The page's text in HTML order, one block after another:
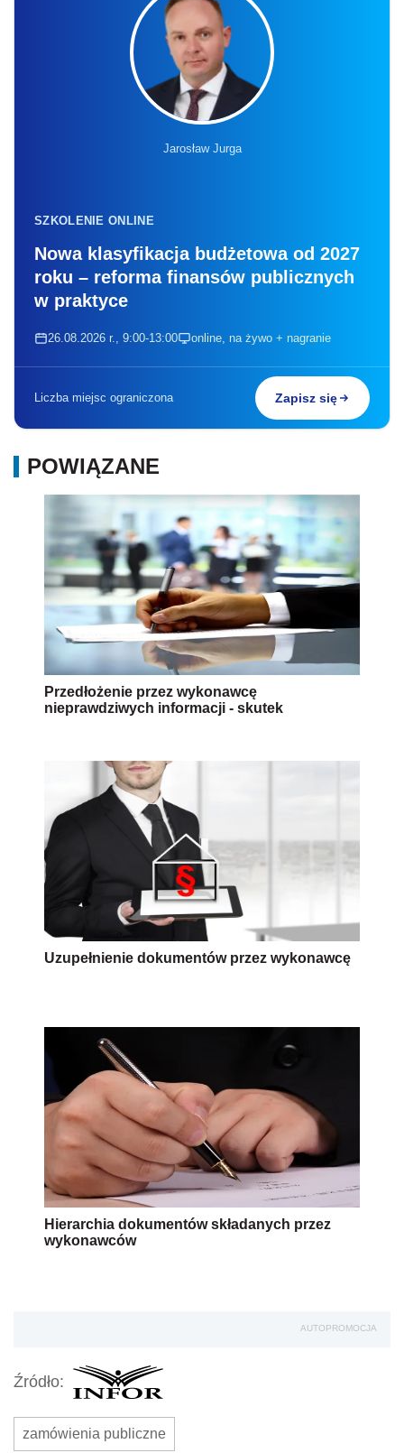
Jarosław Jurga
SZKOLENIE ONLINE
Nowa klasyfikacja budżetowa od 2027
roku – reforma finansów publicznych
w praktyce
26.08.2026 r., 9:00-13:00 online, na żywo + nagranie
Liczba miejsc ograniczona Zapisz się
POWIĄZANE
Przedłożenie przez wykonawcę
nieprawdziwych informacji - skutek
Uzupełnienie dokumentów przez wykonawcę
Hierarchia dokumentów składanych przez
wykonawców
AUTOPROMOCJA
Źródło:
zamówienia publiczne